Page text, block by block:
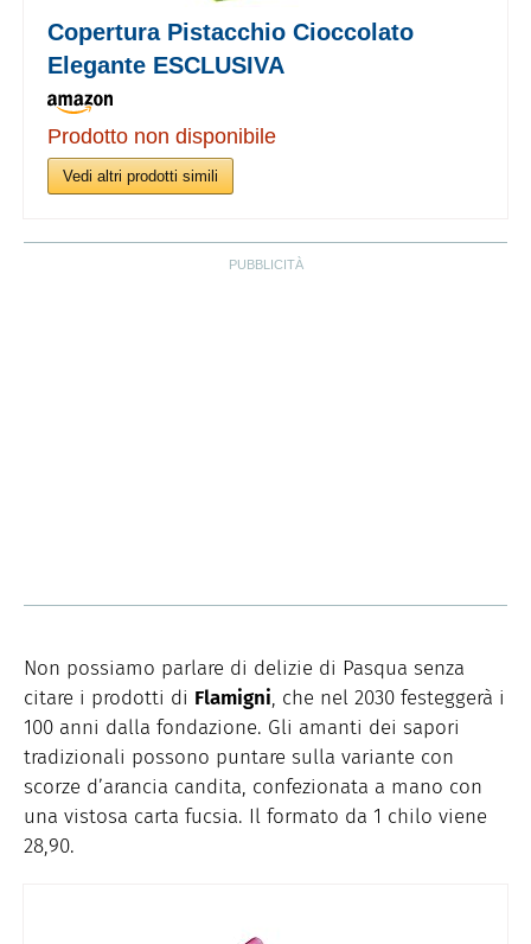
Copertura Pistacchio Cioccolato
Elegante ESCLUSIVA
Prodotto non disponibile
Vedi altri prodotti simili
Non possiamo parlare di delizie di Pasqua senza
citare i prodotti di Flamigni, che nel 2030 festeggerà i
100 anni dalla fondazione. Gli amanti dei sapori
tradizionali possono puntare sulla variante con
scorze d’arancia candita, confezionata a mano con
una vistosa carta fucsia. Il formato da 1 chilo viene
28,90.